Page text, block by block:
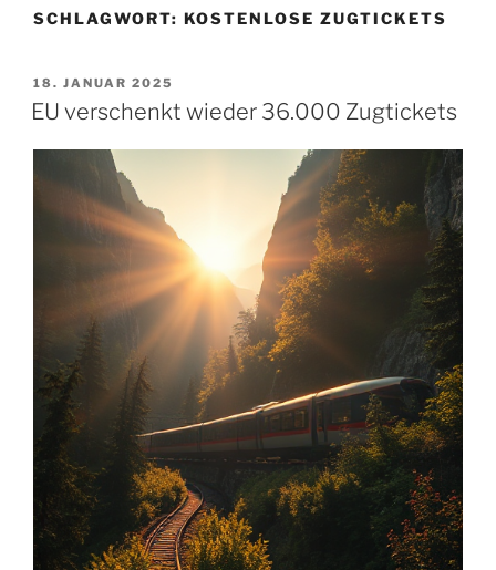
SCHLAGWORT: KOSTENLOSE ZUGTICKETS
VERÖFFENTLICHT
AM
18. JANUAR 2025
EU verschenkt wieder 36.000 Zugtickets